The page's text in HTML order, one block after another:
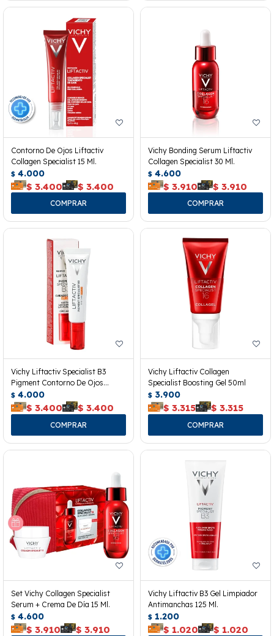
Contorno De Ojos Liftactiv
Collagen Specialist 15 Ml.
$ 4.000
$ 3.400 $ 3.400
Vichy Bonding Serum Liftactiv
Collagen Specialist 30 Ml.
$ 4.600
$ 3.910 $ 3.910
Vichy Liftactiv Specialist B3
Pigment Contorno De Ojos
Spf50+
$ 4.000
$ 3.400 $ 3.400
Vichy Liftactiv Collagen
Specialist Boosting Gel 50ml
$ 3.900
$ 3.315 $ 3.315
Set Vichy Collagen Specialist
Serum + Crema De Día 15 Ml.
$ 4.600
$ 3.910 $ 3.910
Vichy Liftactiv B3 Gel Limpiador
Antimanchas 125 Ml.
$ 1.200
$ 1.020 $ 1.020